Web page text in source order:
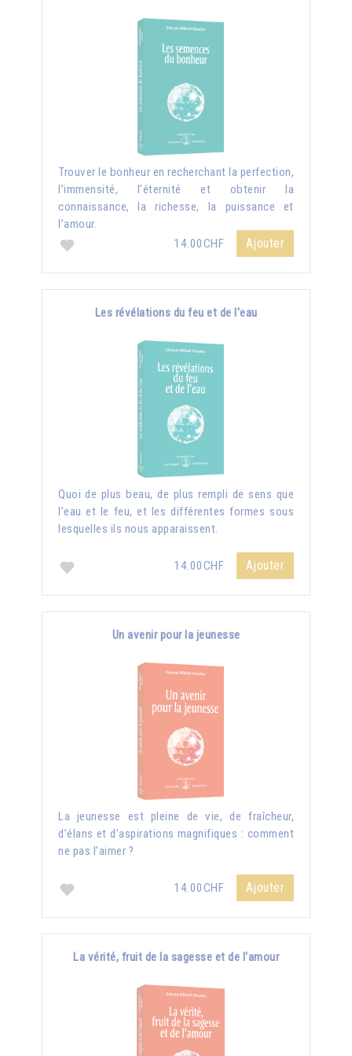
Trouver le bonheur en recherchant la perfection,
l’immensité, l’éternité et obtenir la
connaissance, la richesse, la puissance et
l’amour.
14.00CHF
Ajouter
Les révélations du feu et de l'eau
Quoi de plus beau, de plus rempli de sens que
l’eau et le feu, et les différentes formes sous
lesquelles ils nous apparaissent.
14.00CHF Ajouter
Un avenir pour la jeunesse
La jeunesse est pleine de vie, de fraîcheur,
d’élans et d’aspirations magnifiques : comment
ne pas l’aimer ?
14.00CHF Ajouter
La vérité, fruit de la sagesse et de l'amour